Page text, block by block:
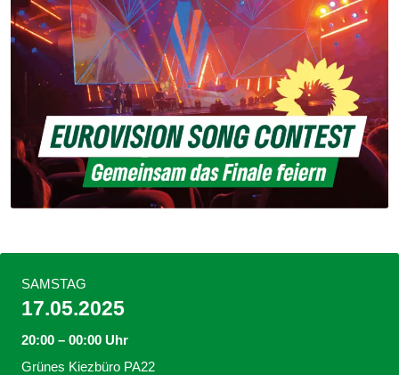
SAMSTAG
17.05.2025
20:00 – 00:00 Uhr
Grünes Kiezbüro PA22